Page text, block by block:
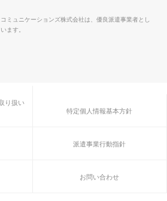
ミュニケーションズ株式会社は、優良派遣事業者とし
ます。
り扱い
特定個人情報基本方針
派遣事業行動指針
お問い合わせ